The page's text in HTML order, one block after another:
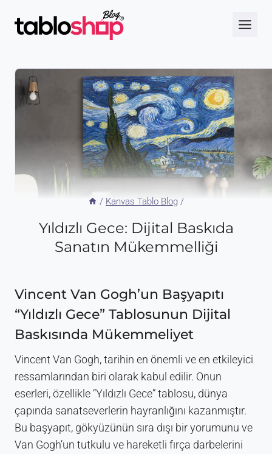
/ Kanvas Tablo Blog /
Yıldızlı Gece: Dijital Baskıda
Sanatın Mükemmelliği
Vincent Van Gogh’un Başyapıtı
“Yıldızlı Gece” Tablosunun Dijital
Baskısında Mükemmeliyet
Vincent Van Gogh, tarihin en önemli ve en etkileyici
ressamlarından biri olarak kabul edilir. Onun
eserleri, özellikle “Yıldızlı Gece” tablosu, dünya
çapında sanatseverlerin hayranlığını kazanmıştır.
Bu başyapıt, gökyüzünün sıra dışı bir yorumunu ve
Van Gogh’un tutkulu ve hareketli fırça darbelerini